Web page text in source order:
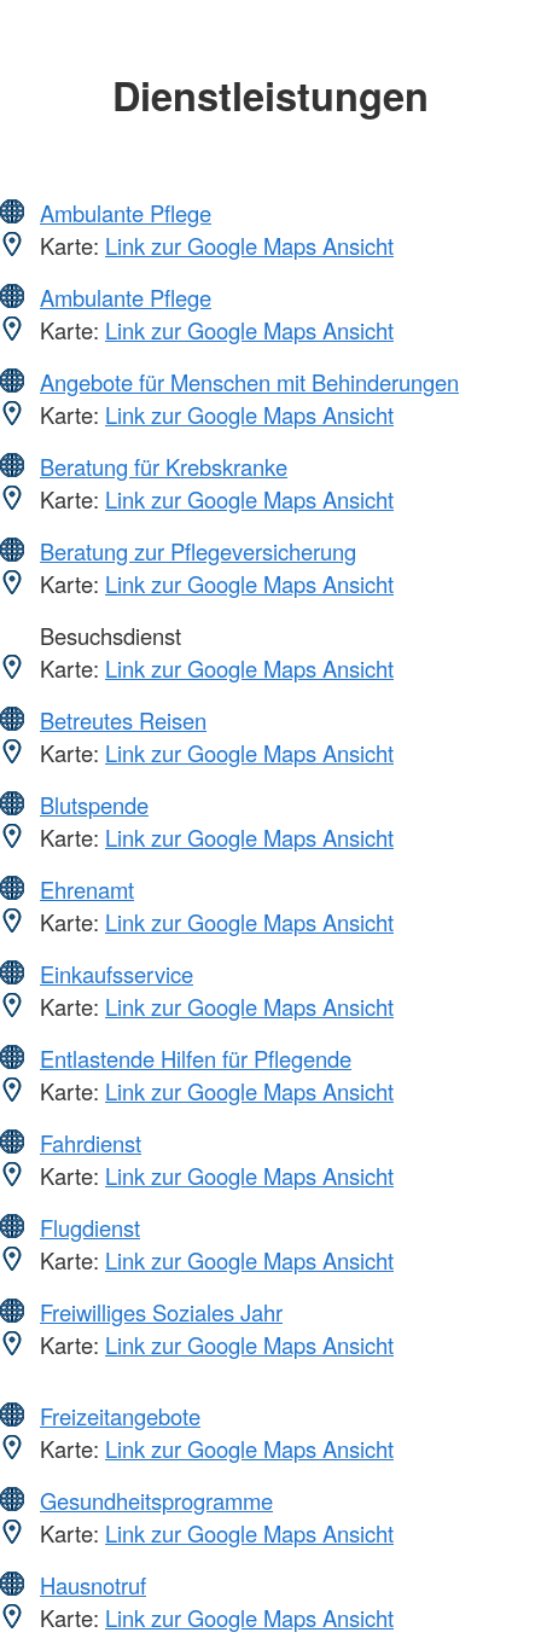
Dienstleistungen
Ambulante Pflege
Karte: Link zur Google Maps Ansicht
Ambulante Pflege
Karte: Link zur Google Maps Ansicht
Angebote für Menschen mit Behinderungen
Karte: Link zur Google Maps Ansicht
Beratung für Krebskranke
Karte: Link zur Google Maps Ansicht
Beratung zur Pflegeversicherung
Karte: Link zur Google Maps Ansicht
Besuchsdienst
Karte: Link zur Google Maps Ansicht
Betreutes Reisen
Karte: Link zur Google Maps Ansicht
Blutspende
Karte: Link zur Google Maps Ansicht
Ehrenamt
Karte: Link zur Google Maps Ansicht
Einkaufsservice
Karte: Link zur Google Maps Ansicht
Entlastende Hilfen für Pflegende
Karte: Link zur Google Maps Ansicht
Fahrdienst
Karte: Link zur Google Maps Ansicht
Flugdienst
Karte: Link zur Google Maps Ansicht
Freiwilliges Soziales Jahr
Karte: Link zur Google Maps Ansicht
Freizeitangebote
Karte: Link zur Google Maps Ansicht
Gesundheitsprogramme
Karte: Link zur Google Maps Ansicht
Hausnotruf
Karte: Link zur Google Maps Ansicht